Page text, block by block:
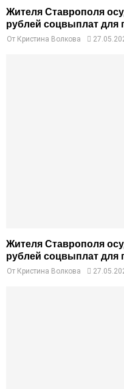
Жителя Ставрополя
рублей соцвыплат для
От Кристина Волкова
Жителя Ставрополя
рублей соцвыплат для
От Кристина Волкова